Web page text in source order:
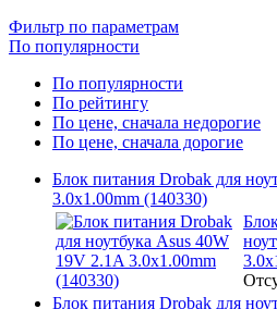
Фильтр по параметрам
По популярности
По популярности
По рейтингу
По цене, сначала недорогие
По цене, сначала дорогие
Блок питания Drobak для
3.0x1.00mm (140330)
Блок питания Drobak для